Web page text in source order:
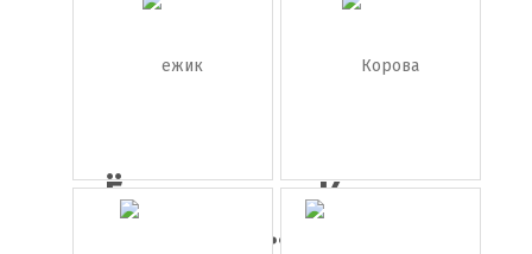
коровка
Ёжик на
прозрачно...
Корова